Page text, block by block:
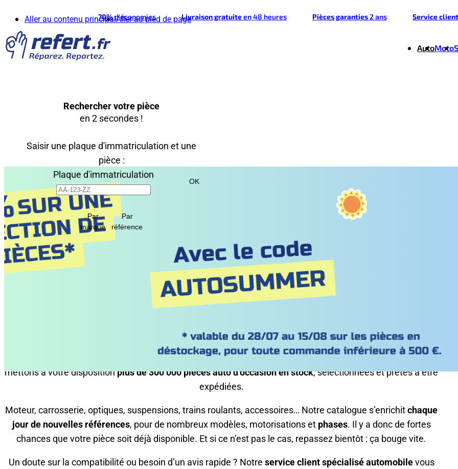
Aller au contenu principalAller au pied de page
70%d'économies Livraison gratuiteen 48 heures Pièces garanties2 ans Service
AutoMoto
Rechercher votre pièce
en 2 secondes !
Saisir une plaque d'immatriculation et une
pièce :
Plaque d'immatriculation
OK
Par
marque
Par
référence
Pièces auto d’occasion les plus
demandées
pièce auto d’occasion, c’est souvent une question de précision. ChezRefert.fr, nous
mettons à votre dispositionplus de 300 000 pièces auto d’occasion en stock, sélectionnées et prêtes à être
expédiées.
Moteur, carrosserie, optiques, suspensions, trains roulants, accessoires… Notre catalogue s’enrichitchaque
jour de nouvelles références, pour de nombreux modèles, motorisations et phases. Il y a donc de fortes
chances que votre pièce soit déjà disponible. Et si ce n’est pas le cas, repassez bientôt : ça bouge vite.
Un doute sur la compatibilité ou besoin d’un avis rapide ? Notre service client spécialisé automobilevous